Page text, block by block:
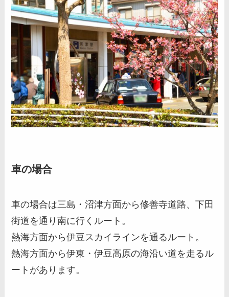
車の場合
車の場合は三島・沼津方面から修善寺道路、下田
街道を通り南に行くルート。
熱海方面から伊豆スカイラインを通るルート。
熱海方面から伊東・伊豆高原の海沿い道を走るル
ートがあります。